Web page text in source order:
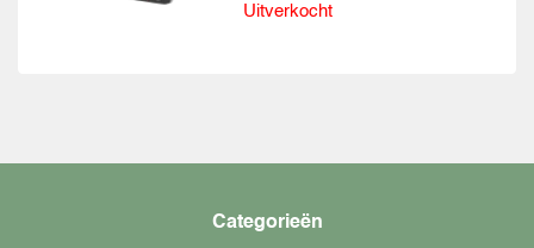
Uitverkocht
Categorieën